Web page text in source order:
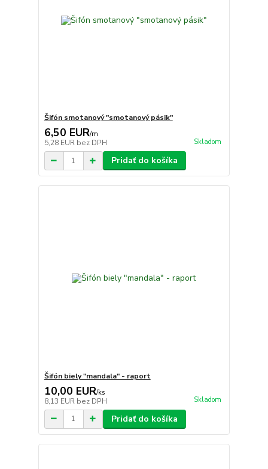
Šifón smotanový "smotanový pásik"
6,50 EUR/m
5,28 EUR bez DPH Skladom
Pridať do košíka
Šifón biely "mandala" - raport
10,00 EUR/ks
8,13 EUR bez DPH Skladom
Pridať do košíka